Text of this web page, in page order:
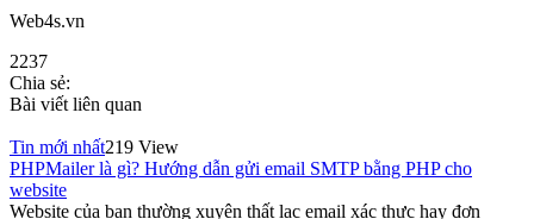
Web4s.vn
2237
Chia sẻ:
Bài viết liên quan
Tin mới nhất219 View
PHPMailer là gì? Hướng dẫn gửi email SMTP bằng PHP cho
website
Website của bạn thường xuyên thất lạc email xác thực hay đơn